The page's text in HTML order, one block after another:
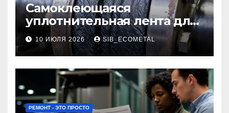
Самоклеющаяся
уплотнительная лента для
огнезащиты фланцевых
соединений
10 ИЮЛЯ 2026 SIB_ECOMETAL
РЕМОНТ - ЭТО ПРОСТО